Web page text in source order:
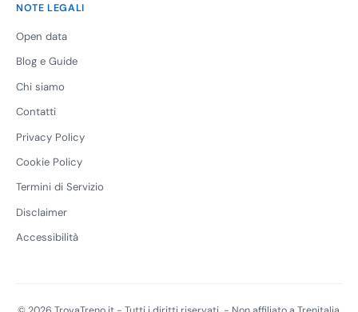
NOTE LEGALI
Open data
Blog e Guide
Chi siamo
Contatti
Privacy Policy
Cookie Policy
Termini di Servizio
Disclaimer
Accessibilità